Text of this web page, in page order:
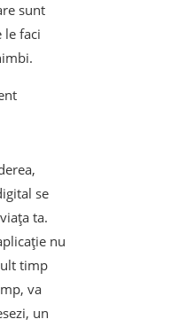
sunt
le faci
se
ta.
nu
timp
va
un